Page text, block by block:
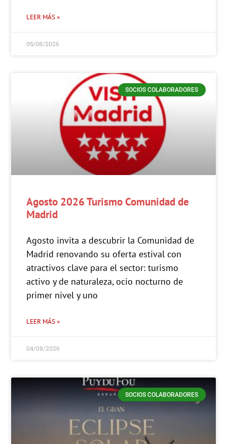
LEER MÁS »
05/08/2026
SOCIOS COLABORADORES
Agosto 2026 Turismo Comunidad de
Madrid
Agosto invita a descubrir la Comunidad de
Madrid renovando su oferta estival con
atractivos clave para el sector: turismo
activo y de naturaleza, ocio nocturno de
primer nivel y uno
LEER MÁS »
04/08/2026
SOCIOS COLABORADORES